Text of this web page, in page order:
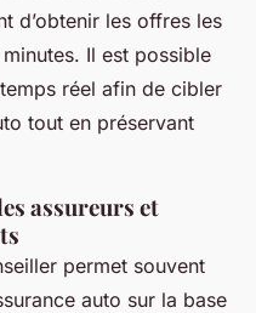
d’obtenir les offres les
Il est possible
réel afin de cibler
tout en préservant
assureurs et
permet souvent
auto sur la base